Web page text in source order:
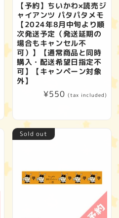
【予約】ちいかわ×読売ジ
ャイアンツ パタパタメモ
【2024年8月中旬より順
次発送予定（発送延期の
場合もキャンセル不
可）】【通常商品と同時
購入・配送希望日指定不
可】【キャンペーン対象
外】
Regular
¥550 (tax included)
Sold out